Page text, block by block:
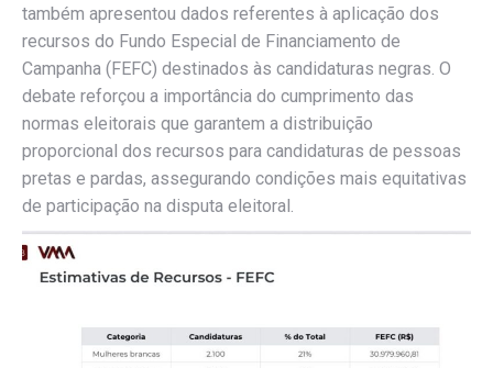
também apresentou dados referentes à aplicação dos
recursos do Fundo Especial de Financiamento de
Campanha (FEFC) destinados às candidaturas negras. O
debate reforçou a importância do cumprimento das
normas eleitorais que garantem a distribuição
proporcional dos recursos para candidaturas de pessoas
pretas e pardas, assegurando condições mais equitativas
de participação na disputa eleitoral.